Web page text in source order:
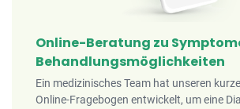
Online-Beratung zu
Behandlungsmöglichkeiten
Ein medizinisches Team hat unseren
Online-Fragebogen entwickelt, um eine